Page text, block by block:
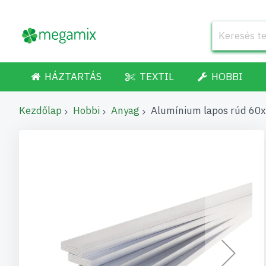
HÁZTARTÁS TEXTIL HOBBI
Kezdőlap Hobbi Anyag Alumínium lapos rúd